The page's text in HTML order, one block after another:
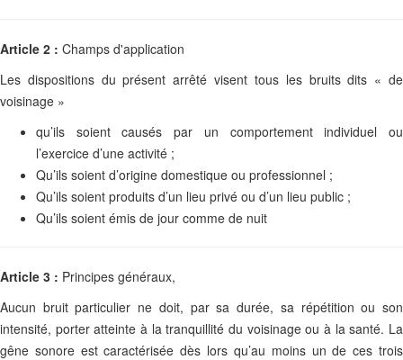
Article 2 : Champs d'application
Les dispositions du présent arrêté visent tous les bruits dits « de
voisinage »
qu’ils soient causés par un comportement individuel ou
l’exercice d’une activité ;
Qu’ils soient d’origine domestique ou professionnel ;
Qu’ils soient produits d’un lieu privé ou d’un lieu public ;
Qu’ils soient émis de jour comme de nuit
Article 3 : Principes généraux,
Aucun bruit particulier ne doit, par sa durée, sa répétition ou son
intensité, porter atteinte à la tranquillité du voisinage ou à la santé. La
gêne sonore est caractérisée dès lors qu’au moins un de ces trois